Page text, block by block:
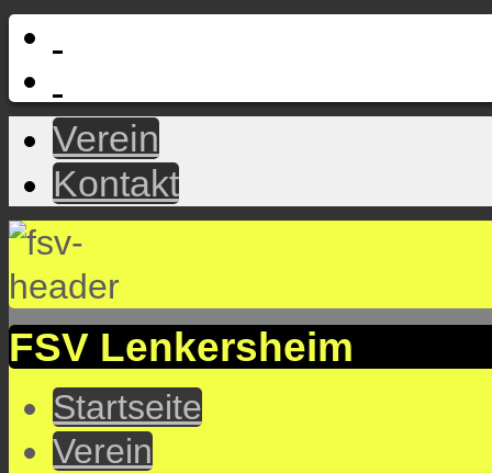
Verein
Kontakt
FSV Lenkersheim
Startseite
Verein